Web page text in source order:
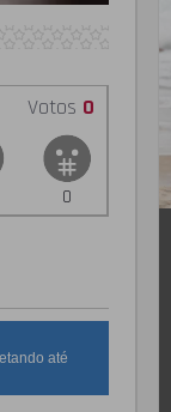
Votos 0
0
até